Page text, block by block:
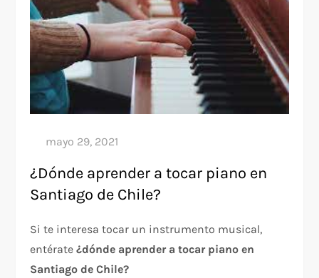
¿Dónde aprender a tocar piano en
Santiago de Chile?
Si te interesa tocar un instrumento musical,
entérate¿dónde aprender a tocar piano en
Santiago de Chile?